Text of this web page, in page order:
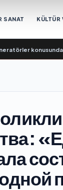
SANAT KÜLTÜR
konusunda